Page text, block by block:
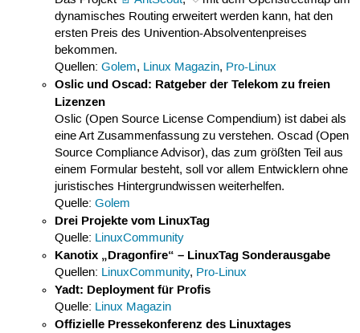
dynamisches Routing erweitert werden kann, hat den
ersten Preis des Univention-Absolventenpreises
bekommen.
Quellen:Golem, Linux Magazin, Pro-Linux
Oslic und Oscad: Ratgeber der Telekom zu freien
Lizenzen
Oslic (Open Source License Compendium) ist dabei als
eine Art Zusammenfassung zu verstehen. Oscad (Open
Source Compliance Advisor), das zum größten Teil aus
einem Formular besteht, soll vor allem Entwicklern ohne
juristisches Hintergrundwissen weiterhelfen.
Quelle:Golem
Drei Projekte vom LinuxTag
Quelle: LinuxCommunity
Kanotix „Dragonfire“ – LinuxTag Sonderausgabe
Quellen: LinuxCommunity, Pro-Linux
Yadt: Deployment für Profis
Quelle: Linux Magazin
Offizielle Pressekonferenz des Linuxtages